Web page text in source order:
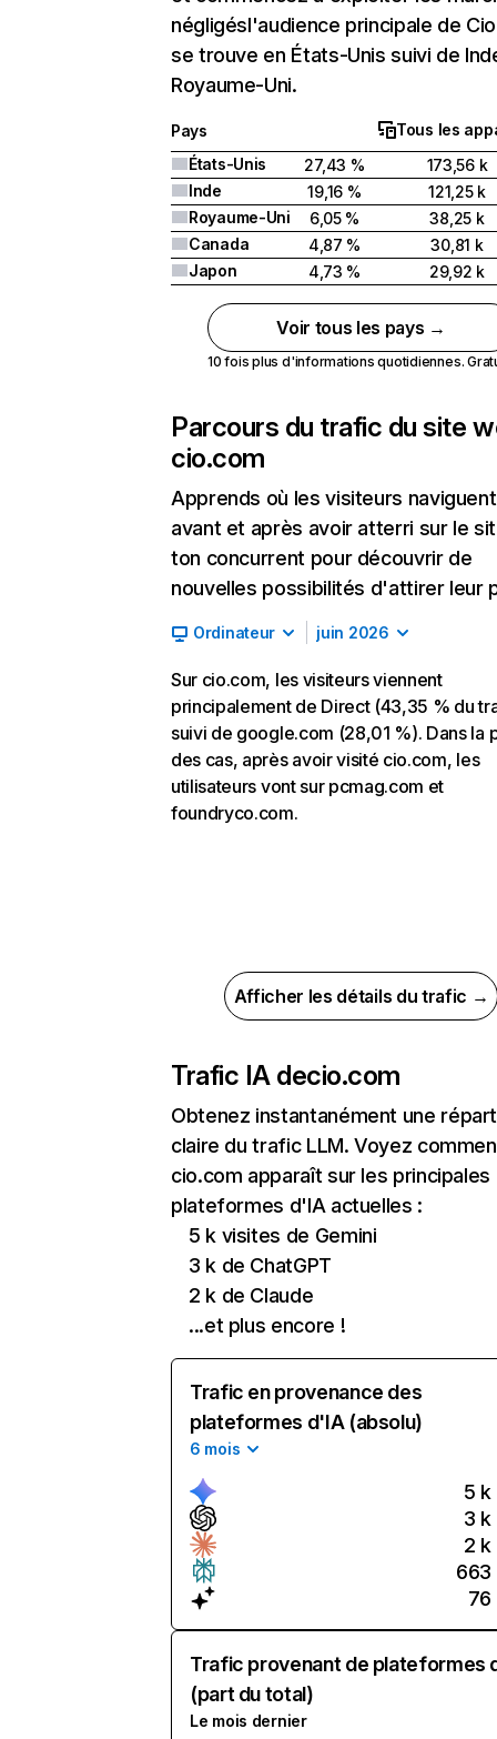
négligésl'audience principale de
se trouve en États-Unis suivi de
Royaume-Uni.
Pays
Tous les
États-Unis
27,43 %
173,56 k
Inde
19,16 %
121,25 k
Royaume-Uni
6,05 %
38,25 k
Canada
4,87 %
30,81 k
Japon
4,73 % 29,92 k
Voir tous les pays →
10 fois plus d'informations quotidiennes.
Parcours du trafic du site
cio.com
Apprends où les visiteurs naviguent
avant et après avoir atterri sur le
ton concurrent pour découvrir de
nouvelles possibilités d'attirer leur
Ordinateur juin 2026
Sur cio.com, les visiteurs viennent
principalement de Direct (43,35 % du
suivi de google.com (28,01 %). Dans la
des cas, après avoir visité cio.com, les
utilisateurs vont sur pcmag.com et
foundryco.com.
Afficher les détails du trafic →
Trafic IA decio.com
Obtenez instantanément une
claire du trafic LLM. Voyez
cio.com apparaît sur les principales
plateformes d'IA actuelles :
5 k visites de Gemini
3 k de ChatGPT
2 k de Claude
...et plus encore !
Trafic en provenance des
plateformes d'IA (absolu)
6 mois
5 k
3 k
2 k
663
76
Trafic provenant de plateformes
(part du total)
Le mois dernier